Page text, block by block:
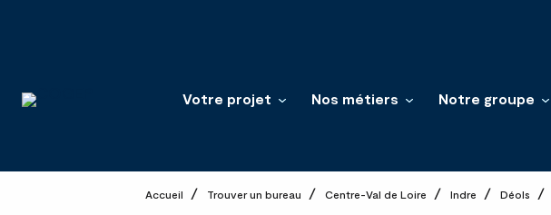
Votre projet Nos métiers Notre groupe
Accueil Trouver un bureau Centre-Val de Loire Indre Déols